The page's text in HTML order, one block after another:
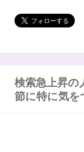
検索急上昇の
節に特に気を